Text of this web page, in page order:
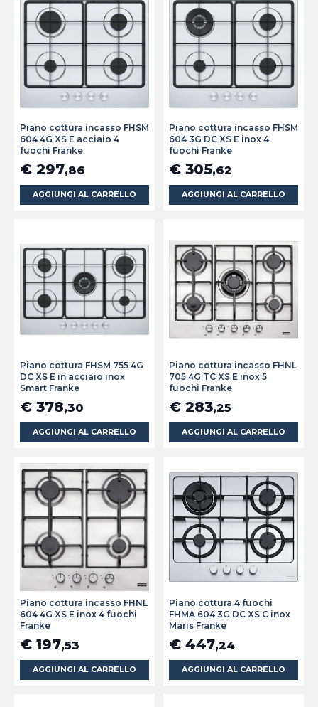
Piano cottura incasso FHSM
604 4G XS E acciaio 4
fuochi Franke
€ 297,86
AGGIUNGI AL CARRELLO
Piano cottura incasso FHSM
604 3G DC XS E inox 4
fuochi Franke
€ 305,62
AGGIUNGI AL CARRELLO
Piano cottura FHSM 755 4G
DC XS E in acciaio inox
Smart Franke
€ 378,30
AGGIUNGI AL CARRELLO
Piano cottura incasso FHNL
705 4G TC XS E inox 5
fuochi Franke
€ 283,25
AGGIUNGI AL CARRELLO
Piano cottura incasso FHNL
604 4G XS E inox 4 fuochi
Franke
€ 197,53
AGGIUNGI AL CARRELLO
Piano cottura 4 fuochi
FHMA 604 3G DC XS C inox
Maris Franke
€ 447,24
AGGIUNGI AL CARRELLO